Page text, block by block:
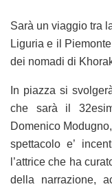
Sarà un viaggio tra
Liguria e il
dei nomadi di
In piazza si
che sarà il
Domenico
spettacolo e’
l’attrice che ha
della narrazione,